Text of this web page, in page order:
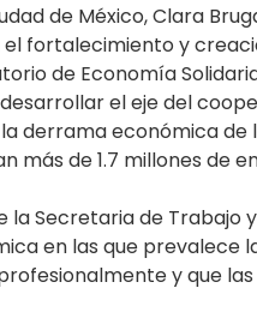
de México, Clara
fortalecimiento y
de Economía
el eje del
derrama económica
más de 1.7 millones de
la Secretaria de Trabajo
en las que prevalece
y que